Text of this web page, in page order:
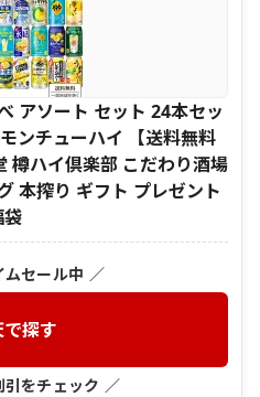
アソート セット 24本セッ
ンチューハイ 【送料無料
樽ハイ倶楽部 こだわり酒場
本搾り ギフト プレゼント
袋
ムセール中 ／
探す
をチェック ／